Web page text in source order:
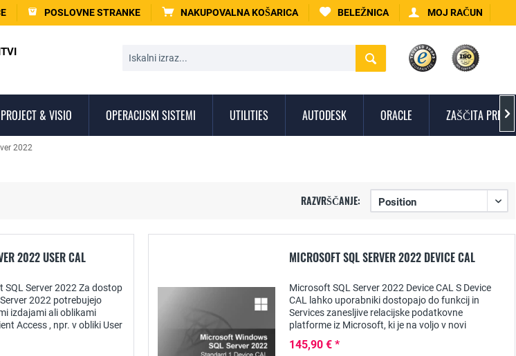
POSLOVNE STRANKE NAKUPOVALNA KOŠARICA BELEŽNICA MOJ RAČUN
PROJECT & VISIO OPERACIJSKI SISTEMI UTILITIES AUTODESK ORACLE ZAŠČITA PRED
2022
RAZVRŠČANJE:
2022 USER CAL
SQL Server 2022 Za dostop
2022 potrebujejo
izdajami ali oblikami
Access , npr. v obliki User
MICROSOFT SQL SERVER 2022 DEVICE CAL
Microsoft SQL Server 2022 Device CAL S Device
CAL lahko uporabniki dostopajo do funkcij in
Services zanesljive relacijske podatkovne
platforme iz Microsoft, ki je na voljo v novi
izdaje - kot...
145,90 € *